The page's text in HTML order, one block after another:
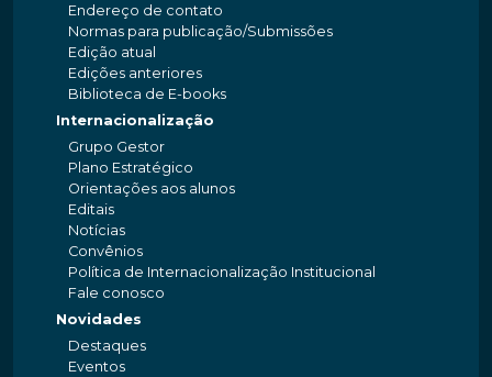
Endereço de contato
Normas para publicação/Submissões
Edição atual
Edições anteriores
Biblioteca de E-books
Internacionalização
Grupo Gestor
Plano Estratégico
Orientações aos alunos
Editais
Notícias
Convênios
Política de Internacionalização Institucional
Fale conosco
Novidades
Destaques
Eventos